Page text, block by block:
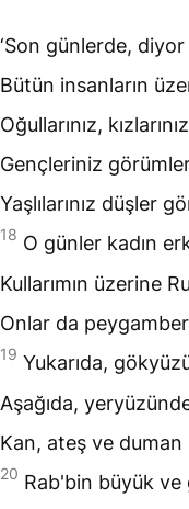
‘Son günlerde, diyor
Bütün insanların
Oğullarınız,
Gençleriniz
Yaşlılarınız düşler
18 O günler kadın
Kullarımın üzerine
Onlar da
19 Yukarıda,
Aşağıda,
Kan, ateş ve duman
20 Rab'bin büyük